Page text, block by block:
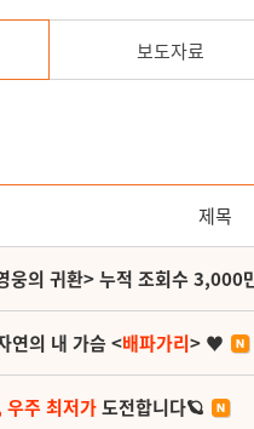
보도자료
제목
의 귀환> 누적 조회수 3,000
연의 내 가슴 <배파가리> ♥
주 최저가도전합니다🪐